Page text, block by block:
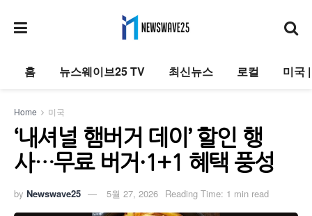
홈 뉴스웨이브25 TV 최신뉴스 로컬 미국
Home 미국
‘내셔널 햄버거 데이’ 할인 행
사…무료 버거·1+1 혜택 풍성
by Newswave25 5월 27, 2026 Reading Time: 1 min read